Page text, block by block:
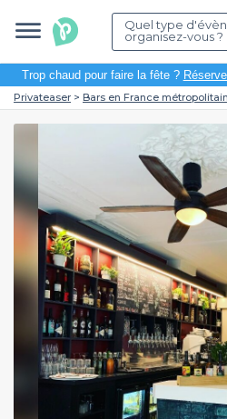
Quel type
organisez-vous ?
Trop chaud pour faire la fête ?
Privateaser Bars en France